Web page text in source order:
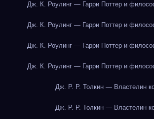
Дж. К. Роулинг — Гарри Поттер и
Дж. К. Роулинг — Гарри Поттер и
Дж. К. Роулинг — Гарри Поттер и
Дж. К. Роулинг — Гарри Поттер и
Дж. Р. Р. Толкин — Властелин
Дж. Р. Р. Толкин — Властелин